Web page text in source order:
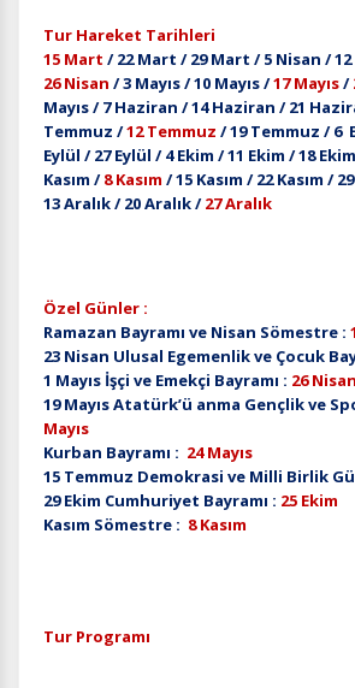
Tur Hareket Tarihleri
15 Mart / 22 Mart / 29 Mart / 5 Nisan /
26 Nisan / 3 Mayıs / 10 Mayıs /17 Mayıs/
Mayıs / 7 Haziran / 14 Haziran / 21
Temmuz /12 Temmuz / 19 Temmuz / 6
Eylül / 27 Eylül / 4 Ekim / 11 Ekim / 18
Kasım /8 Kasım / 15 Kasım / 22 Kasım /
13 Aralık / 20 Aralık /27 Aralık
Özel Günler :
Ramazan Bayramı ve Nisan Sömestre :
23 Nisan Ulusal Egemenlik ve Çocuk
1 Mayıs İşçi ve Emekçi Bayramı : 26 Nisan
19 Mayıs Atatürk’ü anma Gençlik ve
Mayıs
Kurban Bayramı : 24 Mayıs
15 Temmuz Demokrasi ve Milli Birlik
29 Ekim Cumhuriyet Bayramı : 25 Ekim
Kasım Sömestre : 8 Kasım
Tur Programı